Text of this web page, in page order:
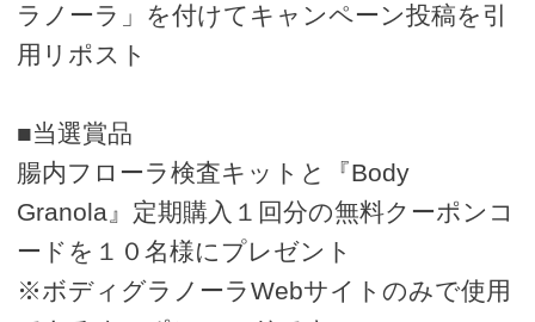
ラノーラ」を付けてキャンペーン投稿を引
用リポスト
■当選賞品
腸内フローラ検査キットと『Body
Granola』定期購入１回分の無料クーポンコ
ードを１０名様にプレゼント
※ボディグラノーラWebサイトのみで使用